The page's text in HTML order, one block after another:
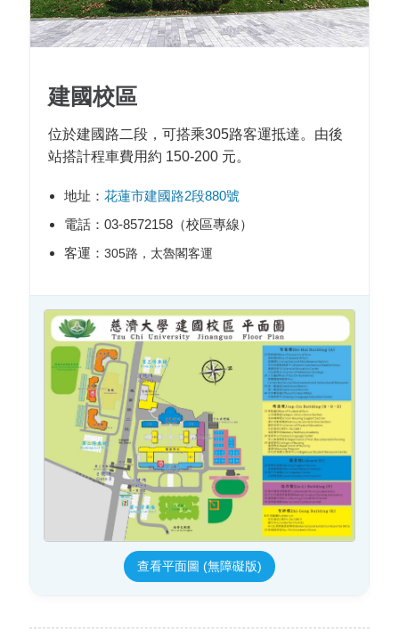
建國校區
位於建國路二段，可搭乘305路客運抵達。由後
站搭計程車費用約 150-200 元。
地址： 花蓮市建國路2段880號
電話：03-8572158（校區專線）
客運： 305路，太魯閣客運
查看平面圖 (無障礙版)